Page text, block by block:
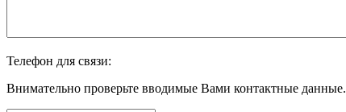
Телефон для связи:
Внимательно проверьте вводимые Вами контактные данные.